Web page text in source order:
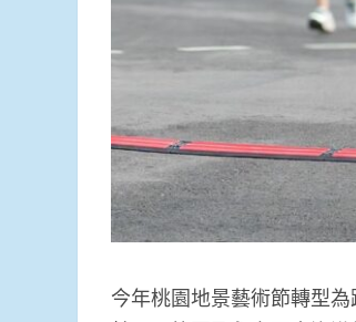
今年桃園地景藝術節轉型